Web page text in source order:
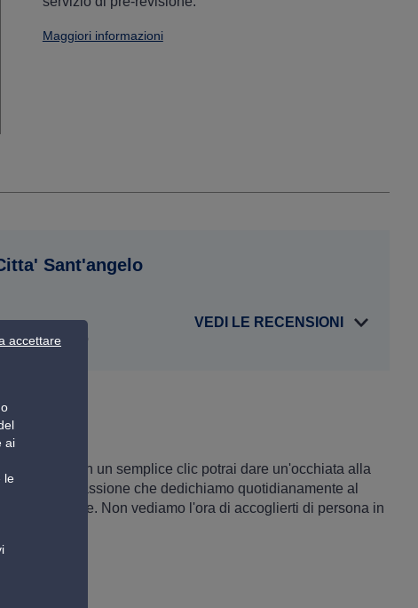
Maggiori informazioni
Sant'angelo
Norauto
VEDI LE RECENSIONI
Con un semplice clic potrai dare un'occhiata alla
e alla passione che dedichiamo quotidianamente al
con il cliente. Non vediamo l'ora di accoglierti di persona in
ai
le
accettare